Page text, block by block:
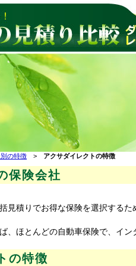
の特徴 > アクサダイレクトの特徴
保険会社
見積りでお得な保険を選択する
、ほとんどの自動車保険で、イン
の特徴